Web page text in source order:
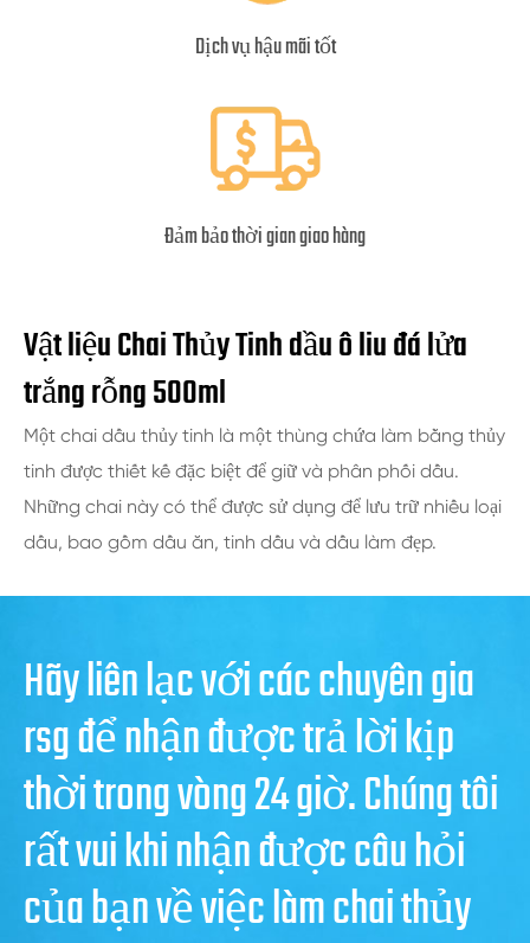
Dịch vụ hậu mãi tốt
Đảm bảo thời gian giao hàng
Vật liệu Chai Thủy Tinh dầu ô liu đá lửa
trắng rỗng 500ml
Một chai dầu thủy tinh là một thùng chứa làm bằng thủy
tinh được thiết kế đặc biệt để giữ và phân phối dầu.
Những chai này có thể được sử dụng để lưu trữ nhiều loại
dầu, bao gồm dầu ăn, tinh dầu và dầu làm đẹp.
Hãy liên lạc với các chuyên gia
rsg để nhận được trả lời kịp
thời trong vòng 24 giờ. Chúng tôi
rất vui khi nhận được câu hỏi
của bạn về việc làm chai thủy